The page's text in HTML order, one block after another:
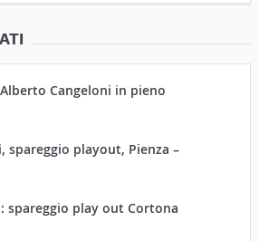
Cangeloni in pieno
spareggio playout, Pienza –
spareggio play out Cortona